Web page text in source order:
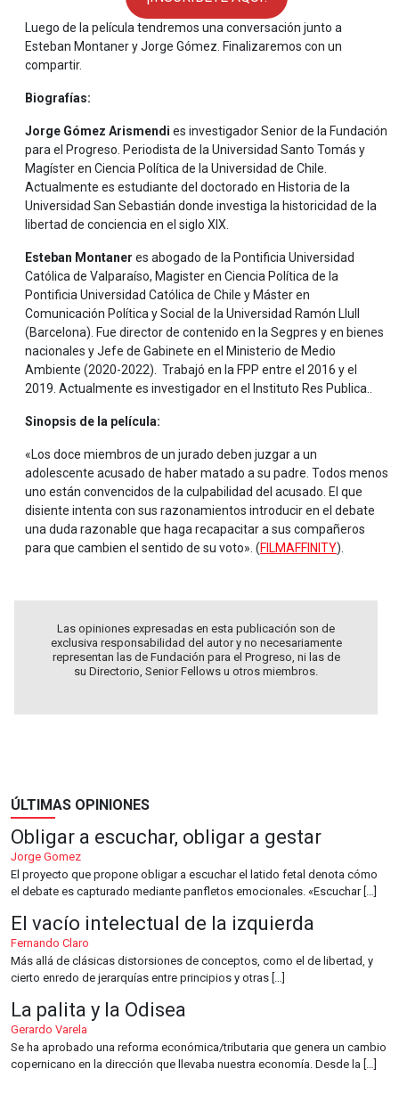
Luego de la película tendremos una conversación junto a
Esteban Montaner y Jorge Gómez. Finalizaremos con un
compartir.
Biografías:
Jorge Gómez Arismendi es investigador Senior de la Fundación
para el Progreso. Periodista de la Universidad Santo Tomás y
Magíster en Ciencia Política de la Universidad de Chile.
Actualmente es estudiante del doctorado en Historia de la
Universidad San Sebastián donde investiga la historicidad de la
libertad de conciencia en el siglo XIX.
Esteban Montaner es abogado de la Pontificia Universidad
Católica de Valparaíso, Magister en Ciencia Política de la
Pontificia Universidad Católica de Chile y Máster en
Comunicación Política y Social de la Universidad Ramón Llull
(Barcelona). Fue director de contenido en la Segpres y en bienes
nacionales y Jefe de Gabinete en el Ministerio de Medio
Ambiente (2020-2022). Trabajó en la FPP entre el 2016 y el
2019. Actualmente es investigador en el Instituto Res Publica..
Sinopsis de la película:
«Los doce miembros de un jurado deben juzgar a un
adolescente acusado de haber matado a su padre. Todos menos
uno están convencidos de la culpabilidad del acusado. El que
disiente intenta con sus razonamientos introducir en el debate
una duda razonable que haga recapacitar a sus compañeros
para que cambien el sentido de su voto». (FILMAFFINITY).
Las opiniones expresadas en esta publicación son de
exclusiva responsabilidad del autor y no necesariamente
representan las de Fundación para el Progreso, ni las de
su Directorio, Senior Fellows u otros miembros.
ÚLTIMAS OPINIONES
Obligar a escuchar, obligar a gestar
Jorge Gomez
El proyecto que propone obligar a escuchar el latido fetal denota cómo
el debate es capturado mediante panfletos emocionales. «Escuchar […]
El vacío intelectual de la izquierda
Fernando Claro
Más allá de clásicas distorsiones de conceptos, como el de libertad, y
cierto enredo de jerarquías entre principios y otras […]
La palita y la Odisea
Gerardo Varela
Se ha aprobado una reforma económica/tributaria que genera un cambio
copernicano en la dirección que llevaba nuestra economía. Desde la […]